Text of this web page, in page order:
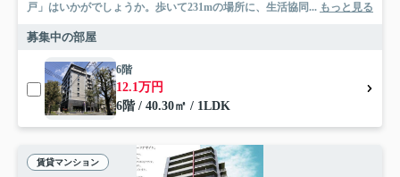
戸」はいかがでしょうか。歩いて231mの場所に、生活協同... もっと見る
募集中の部屋
6階
12.1万円
6階 / 40.30㎡ / 1LDK
賃貸マンション